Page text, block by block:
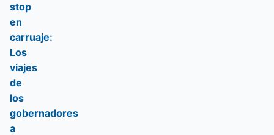
stop
en
carruaje:
Los
viajes
de
los
gobernadores
a